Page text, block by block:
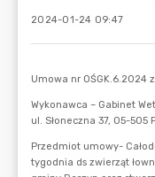
2024-01-24 09:47